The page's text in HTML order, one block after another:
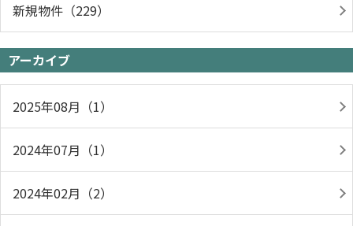
新規物件（229）
アーカイブ
2025年08月（1）
2024年07月（1）
2024年02月（2）